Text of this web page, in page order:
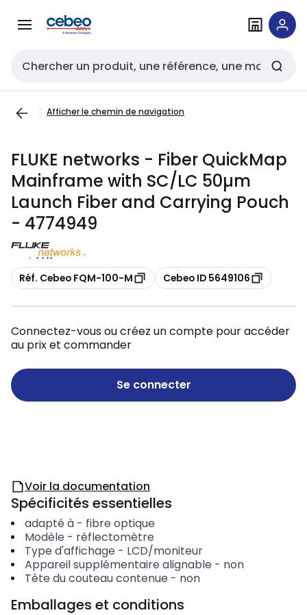
navigationau
Entrée de recherche
Afficher le chemin de navigation
FLUKE networks - Fiber QuickMap
Mainframe with SC/LC 50µm
Launch Fiber and Carrying Pouch
- 4774949
Copier
Réf. Cebeo FQM-100-M Copier
Cebeo ID 5649106
Connectez-vous ou créez un compte pour accéder
au prix et commander
Se connecter
Voir la documentation
Spécificités essentielles
adapté à- fibre optique
Modèle - réflectomètre
Type d'affichage - LCD/moniteur
Appareil supplémentaire alignable - non
Tête du couteau contenue - non
Emballages et conditions